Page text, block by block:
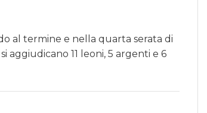
al termine e nella quarta serata di
aggiudicano 11 leoni, 5 argenti e 6